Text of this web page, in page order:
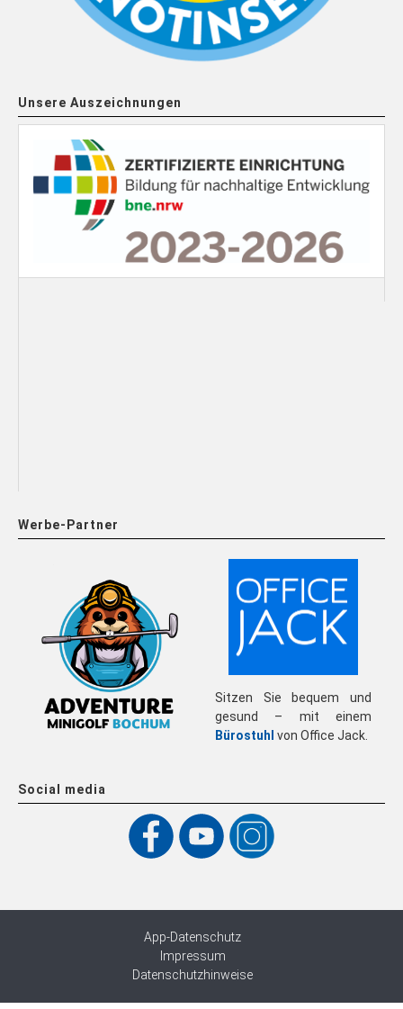
Unsere Auszeichnungen
Werbe-Partner
Sitzen Sie bequem und
gesund – mit einem
Bürostuhl von Office Jack.
Social media
App-Datenschutz
Impressum
Datenschutzhinweise